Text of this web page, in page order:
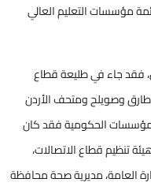
مؤسسات التعليم العالي
فقد جاء في طليعة قطاع
وصويلح ومتحف الأردن
الحكومية فقد كان
تنظيم قطاع الاتصالات،
العامة، مديرية صحة محافظة